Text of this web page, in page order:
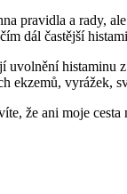
pravidla a rady,
dál častější
vyrážek,
že ani moje